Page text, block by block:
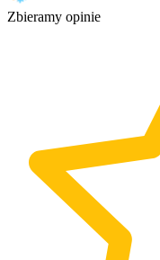
Zbieramy opinie